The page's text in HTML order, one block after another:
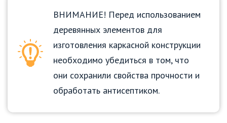
ВНИМАНИЕ! Перед использованием
деревянных элементов для
изготовления каркасной конструкции
необходимо убедиться в том, что
они сохранили свойства прочности и
обработать антисептиком.